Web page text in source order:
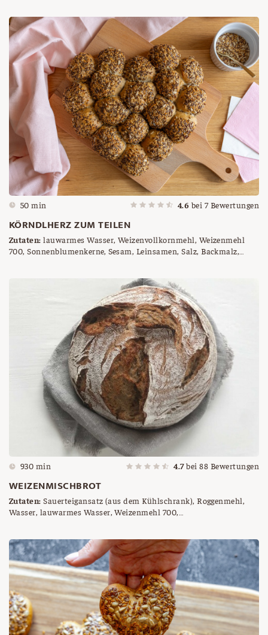
50 min 4.6 bei 7Bewertungen
KÖRNDLHERZ ZUM TEILEN
Zutaten: lauwarmes Wasser, Weizenvollkornmehl, Weizenmehl
700, Sonnenblumenkerne, Sesam, Leinsamen, Salz, Backmalz,
930 min 4.7bei88 Bewertungen
WEIZENMISCHBROT
Zutaten: Sauerteigansatz (aus dem Kühlschrank), Roggenmehl,
Wasser, lauwarmes Wasser, Weizenmehl 700,